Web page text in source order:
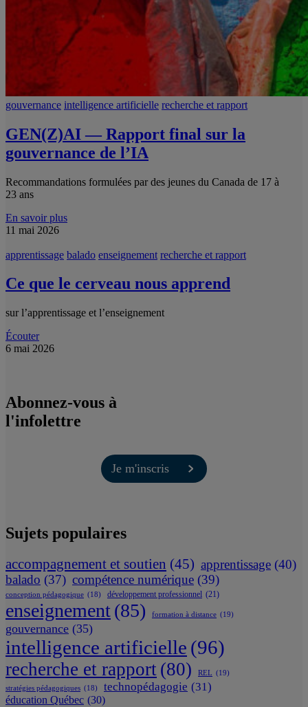
gouvernance intelligence artificielle recherche et rapport
GEN(Z)AI — Rapport final sur la
gouvernance de l’IA
Recommandations formulées par des jeunes du Canada de 17 à
23 ans
En savoir plus
11 mai 2026
apprentissage balado enseignement recherche et rapport
Ce que le cerveau nous apprend
sur l’apprentissage et l’enseignement
Écouter
6 mai 2026
Abonnez-vous à
l'infolettre
Je m'inscris
Sujets populaires
accompagnement et soutien (45) apprentissage (40)
balado (37) compétence numérique (39)
conception pédagogique (18) développement professionnel (21)
enseignement(85) formation à distance (19)
gouvernance (35)
intelligence artificielle (96)
recherche et rapport (80) REL (19)
stratégies pédagogiques (18) technopédagogie (31)
éducation Québec (30)